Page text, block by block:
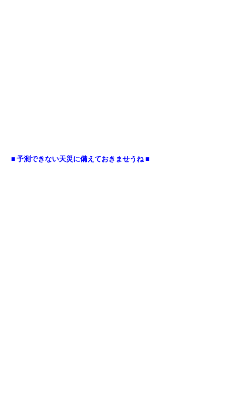
■ 予測できない天災に備えておきませうね ■